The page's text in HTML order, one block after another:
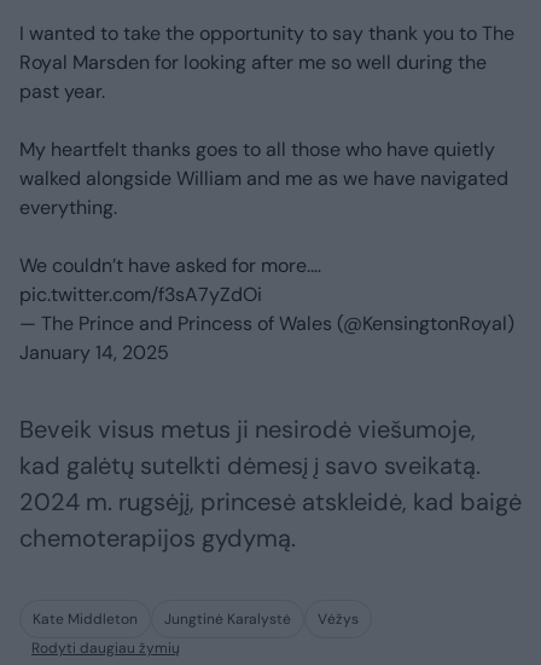
I wanted to take the opportunity to say thank you to The
Royal Marsden for looking after me so well during the
past year.
My heartfelt thanks goes to all those who have quietly
walked alongside William and me as we have navigated
everything.
We couldn’t have asked for more.…
pic.twitter.com/f3sA7yZdOi
— The Prince and Princess of Wales (@KensingtonRoyal)
January 14, 2025
Beveik visus metus ji nesirodė viešumoje,
kad galėtų sutelkti dėmesį į savo sveikatą.
2024 m. rugsėjį, princesė atskleidė, kad baigė
chemoterapijos gydymą.
Kate Middleton Jungtinė Karalystė
Vėžys
Rodyti daugiau žymių